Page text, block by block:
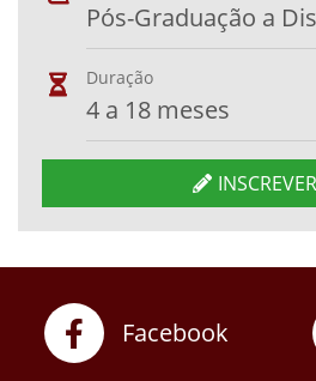
Pós-Graduação a
Duração
4 a 18 meses
Facebook